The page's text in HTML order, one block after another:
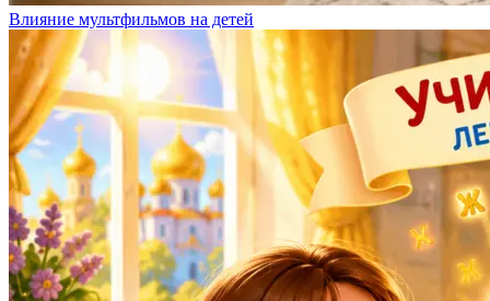
Влияние мультфильмов на детей